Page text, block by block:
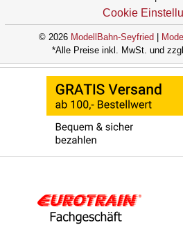
Cookie
© 2026 ModellBahn-Seyfried
*Alle Preise inkl. MwSt. und zzgl.